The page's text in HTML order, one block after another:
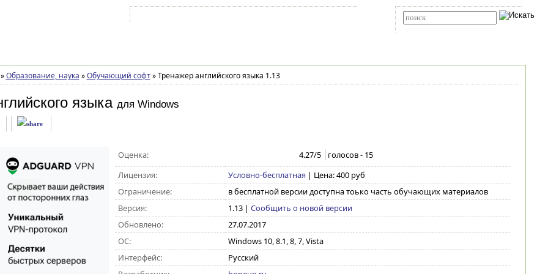
» Образование, наука » Обучающий софт »Тренажер английского языка 1.13
языка для Windows
Оценка: 4.27/5 голосов - 15
Лицензия:
Условно-бесплатная | Цена: 400 руб
Ограничение:
в бесплатной версии доступна тоько часть обучающих материалов
Версия:
1.13| Сообщить о новой версии
Обновлено:
27.07.2017
ОС:
Windows 10, 8.1, 8, 7, Vista
Интерфейс:
Русский